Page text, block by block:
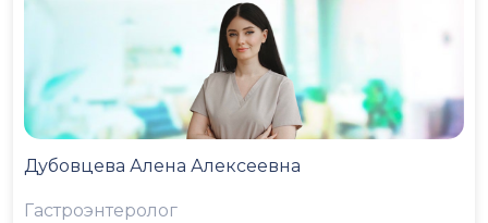
Дубовцева Алена Алексеевна
Гастроэнтеролог